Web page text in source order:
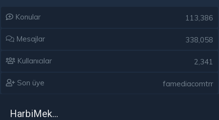
Konular 113,386
Mesajlar 338,058
Kullanıcılar 2,341
Son üye famediacomtrr
HarbiMekân